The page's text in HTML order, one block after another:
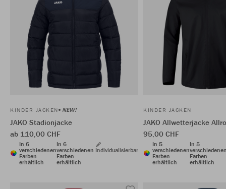
KINDER JACKEN NEW!
JAKO Stadionjacke
ab 110,00 CHF
In 6
verschiedenen
Farben
erhältlich
In 6
verschiedenen
Farben
erhältlich
Individualisierbar
KINDER JACKEN
JAKO Allwetterjacke
95,00 CHF
In 5
verschiedenen
Farben
erhältlich
In 5
Farben
erhältlich